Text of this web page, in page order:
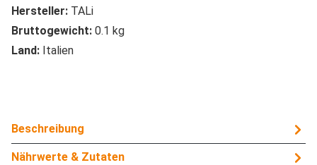
Hersteller: TALi
Bruttogewicht: 0.1 kg
Land: Italien
Beschreibung
Nährwerte & Zutaten